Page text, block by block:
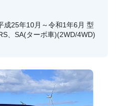
成25年10月～令和1年6月 型
、SA(ターボ車)(2WD/4WD)